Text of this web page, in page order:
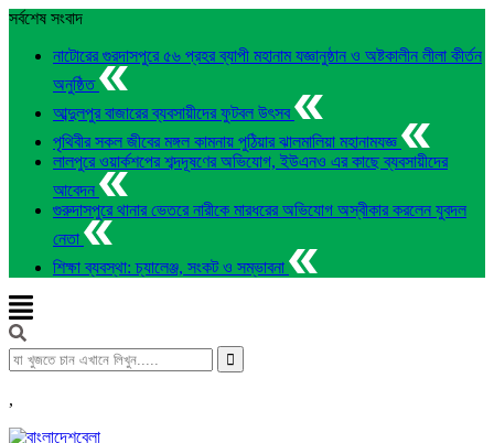
সর্বশেষ সংবাদ
নাটোরের গুরদাসপুরে ৫৬ প্রহর ব্যাপী মহানাম যজ্ঞানুষ্ঠান ও অষ্টকালীন লীলা কীর্তন
অনুষ্ঠিত
আব্দুলপুর বাজারের ব্যবসায়ীদের ফুটবল উৎসব
পৃথিবীর সকল জীবের মঙ্গল কামনায় পুঠিয়ার ঝালমালিয়া মহানামযজ্ঞ
লালপুরে ওয়ার্কশপের শব্দদূষণের অভিযোগ, ইউএনও এর কাছে ব্যবসায়ীদের
আবেদন
গুরুদাসপুরে থানার ভেতরে নারীকে মারধরের অভিযোগ অস্বীকার করলেন যুবদল
নেতা
শিক্ষা ব্যবস্থা: চ্যালেঞ্জ, সংকট ও সম্ভাবনা
,